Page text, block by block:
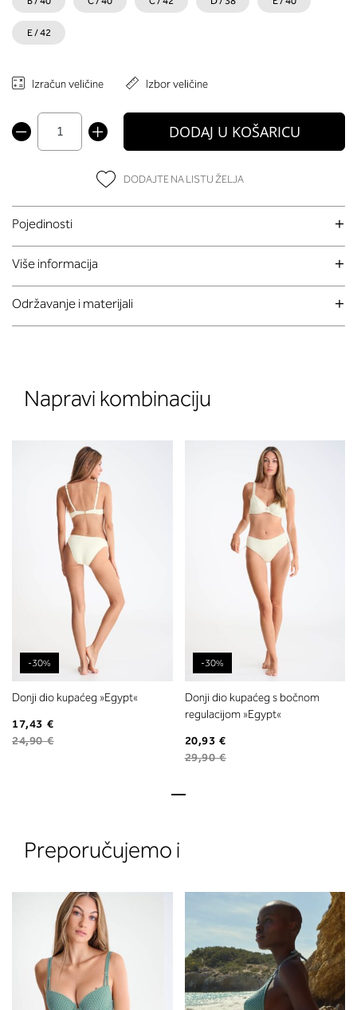
E / 42
Izračun veličine Izbor veličine
DODAJ U KOŠARICU
DODAJTE NA LISTU ŽELJA
Pojedinosti
Više informacija
Održavanje i materijali
Napravi kombinaciju
-30%
Donji dio kupaćeg »Egypt«
17,43 €
24,90 €
-30%
Donji dio kupaćeg s bočnom
regulacijom »Egypt«
20,93 €
29,90 €
Preporučujemo i
Izmerite prsni obseg. Šiviljski
položite čez hrbet v višini
izreza in čez prsi, v višini bradavic
vdolbine med prsmi. V razdelku 2.
boste prebrali, katera globina
ustreza vaši meri (A, B …) – iščite v
stolpcu, ki ste ga določili s
obsegom.